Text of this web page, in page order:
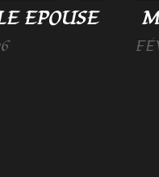
EPOUSE